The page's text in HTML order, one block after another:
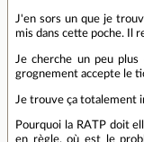
J'en sors un que je
mis dans cette poche. Il
Je cherche un peu
grognement accepte le
Je trouve ça totalement
Pourquoi la RATP doit
en règle, où est le